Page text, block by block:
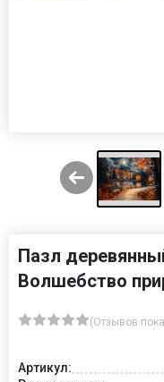
Пазл
Волшебство
(Отзывов
Артикул: